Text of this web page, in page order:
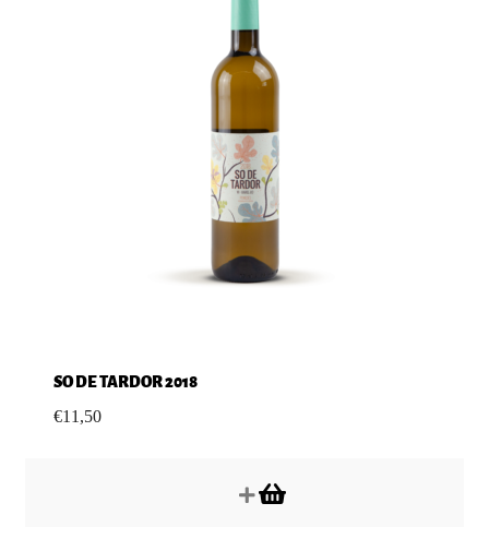
SO DE TARDOR 2018
€11,50